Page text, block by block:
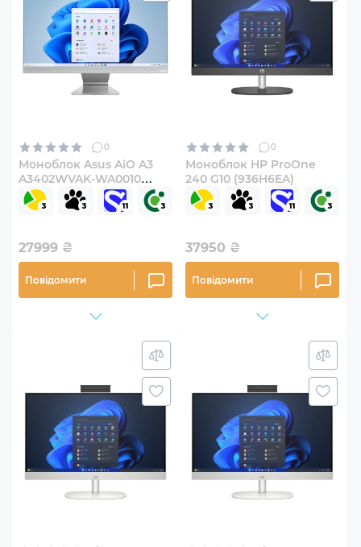
0
Моноблок Asus AiO A3
A3402WVAK-WA0010
(90PT03T1-M000W0)
27999 ₴
Повідомити
0
Моноблок HP ProOne
240 G10 (936H6EA)
37950 ₴
Повідомити